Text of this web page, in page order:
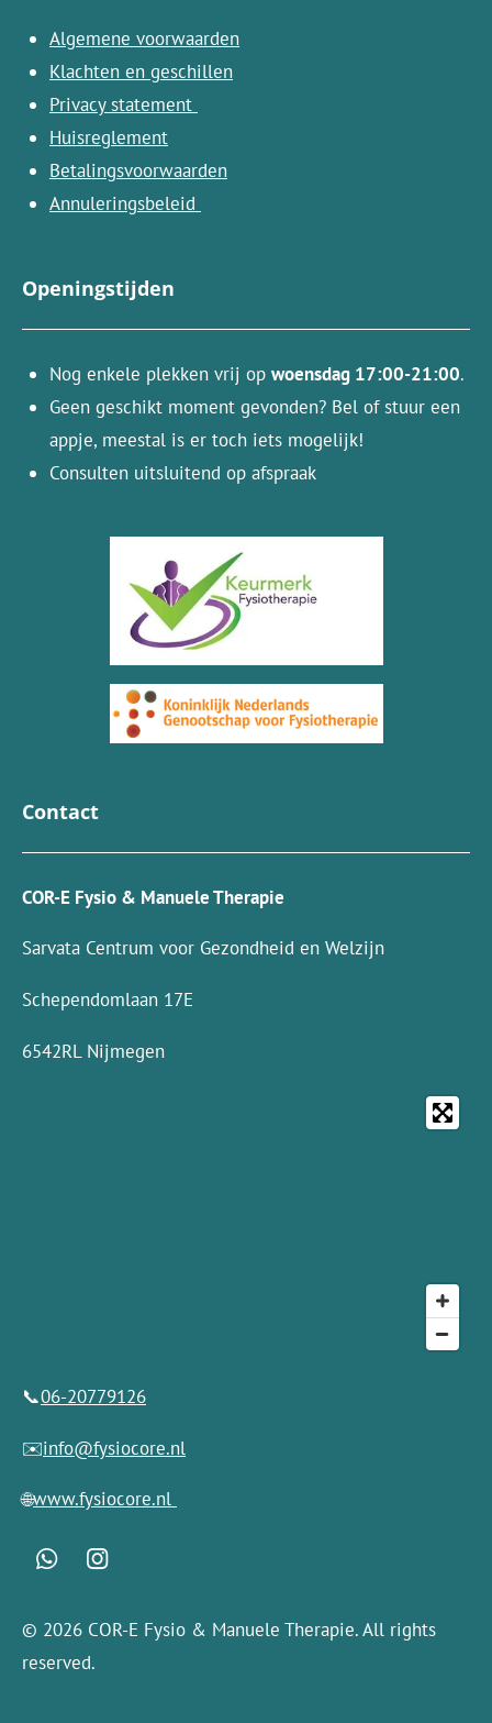
Algemene voorwaarden
Klachten en geschillen
Privacy statement
Huisreglement
Betalingsvoorwaarden
Annuleringsbeleid
Openingstijden
Nog enkele plekken vrij op woensdag 17:00-21:00.
Geen geschikt moment gevonden? Bel of stuur een
appje, meestal is er toch iets mogelijk!
Consulten uitsluitend op afspraak
Contact
COR-E Fysio & Manuele Therapie
Sarvata Centrum voor Gezondheid en Welzijn
Schependomlaan 17E
6542RL Nijmegen
📞06-20779126
✉️info@fysiocore.nl
🌐www.fysiocore.nl
W
t
s
A
I
t
© 2026 COR-E Fysio & Manuele Therapie. All rights
reserved.